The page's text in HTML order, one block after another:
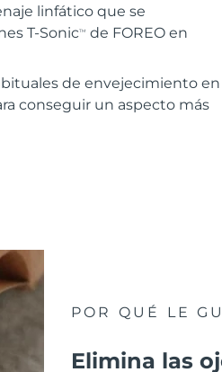
linfático que se
T-SonicTM
de FOREO en
de envejecimiento en
conseguir un aspecto más
POR QUÉ LE
Elimina las